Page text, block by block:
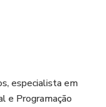
conteúdo exclusivo
especialista em
e Programação